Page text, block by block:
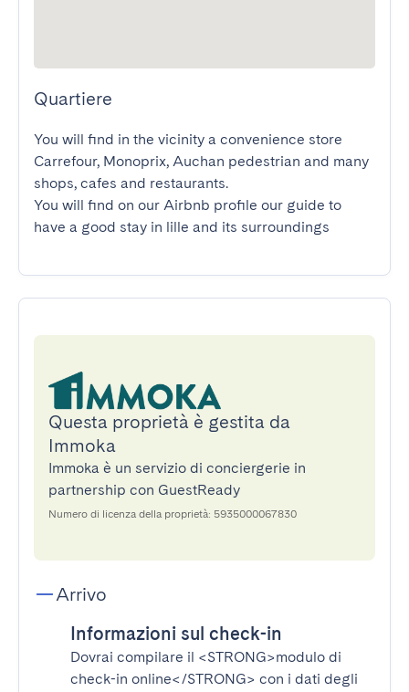
Quartiere
You will find in the vicinity a convenience store
Carrefour, Monoprix, Auchan pedestrian and many
shops, cafes and restaurants.
You will find on our Airbnb profile our guide to
have a good stay in lille and its surroundings
Questa proprietà è gestita da
Immoka
Immoka è un servizio di conciergerie in
partnership con GuestReady
Numero di licenza della proprietà: 5935000067830
Arrivo
Informazioni sul check-in
Dovrai compilare il <STRONG>modulo di
check-in online</STRONG> con i dati degli